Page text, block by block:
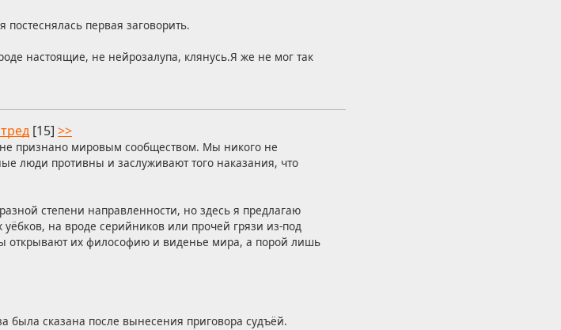
первая заговорить.
настоящие, не нейрозалупа, клянусь.Я же не мог так
[15] >>
не признано мировым сообществом. Мы никого не
люди противны и заслуживают того наказания, что
степени направленности, но здесь я предлагаю
уёбков, на вроде серийников или прочей грязи из-под
открывают их философию и виденье мира, а порой лишь
сказана после вынесения приговора судъёй.